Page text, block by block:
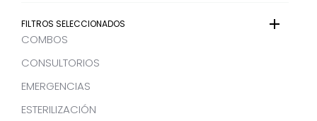
FILTROS SELECCIONADOS
COMBOS
CONSULTORIOS
EMERGENCIAS
ESTERILIZACIÓN